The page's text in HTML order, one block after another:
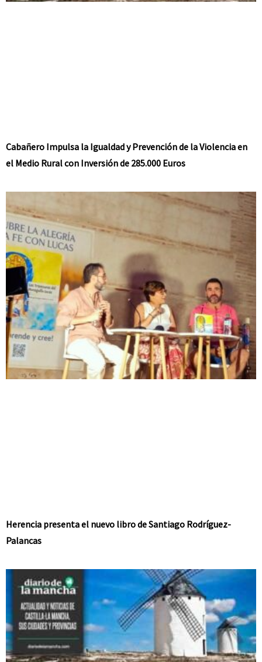
Cabañero Impulsa la Igualdad y Prevención de la Violencia en
el Medio Rural con Inversión de 285.000 Euros
Herencia presenta el nuevo libro de Santiago Rodríguez-
Palancas